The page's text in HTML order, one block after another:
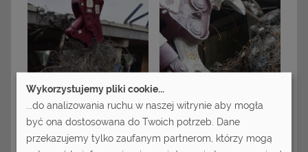
Wykorzystujemy pliki cookie...
...do analizowania ruchu w naszej witrynie aby mogła
być ona dostosowana do Twoich potrzeb. Dane
przekazujemy tylko zaufanym partnerom, którzy mogą